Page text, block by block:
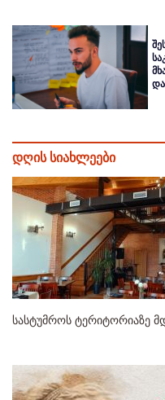
დღის სიახლეები
სასტუმროს ტერიტორიაზე